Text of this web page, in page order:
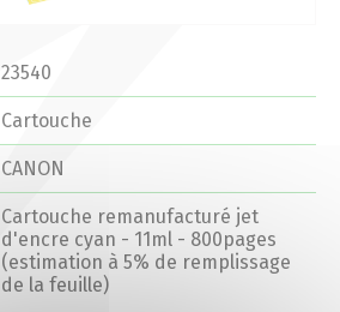
Produits
Professionnels
Particuliers
23540
Cartouche
CANON
Cartouche remanufacturé jet
d'encre cyan - 11ml - 800pages
(estimation à 5% de remplissage
de la feuille)